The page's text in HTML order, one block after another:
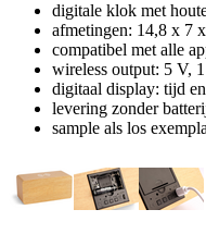
digitale klok met
afmetingen: 14,8 x 7
compatibel met alle
wireless output: 5 V,
digitaal display: tijd
levering zonder
sample als los